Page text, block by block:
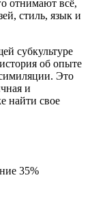
отнимают всё,
стиль, язык и
субкультуре
об опыте
Это
и
найти свое
35%